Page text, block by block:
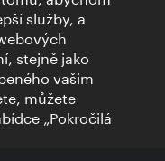
služby, a
stejně jako
vašim
můžete
„Pokročilá